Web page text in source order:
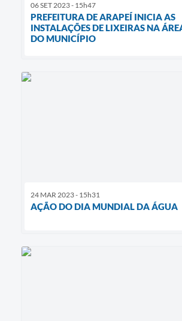
06 SET 2023 - 15h47
PREFEITURA DE ARAPEÍ INICIA AS
INSTALAÇÕES DE LIXEIRAS NA
DO MUNICÍPIO
24 MAR 2023 - 15h31
AÇÃO DO DIA MUNDIAL DA ÁGUA